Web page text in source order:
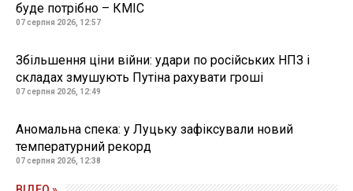
буде потрібно – КМІС
07 серпня 2026, 12:57
Збільшення ціни війни: удари по російських НПЗ і
складах змушують Путіна рахувати гроші
07 серпня 2026, 12:49
Аномальна спека: у Луцьку зафіксували новий
температурний рекорд
07 серпня 2026, 12:38